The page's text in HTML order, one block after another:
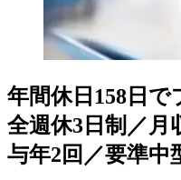
年間休日158日
全週休3日制／月
与年2回／要準中